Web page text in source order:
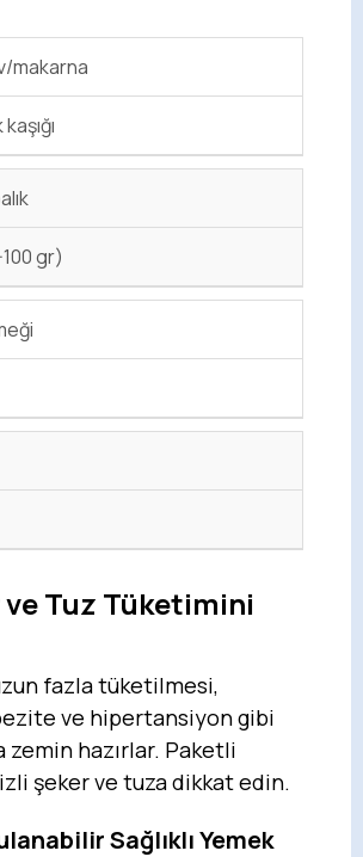
makarna
gr)
ve Tuz Tüketimini
fazla tüketilmesi,
ve hipertansiyon gibi
zemin hazırlar. Paketli
şeker ve tuza dikkat edin.
Sağlıklı Yemek